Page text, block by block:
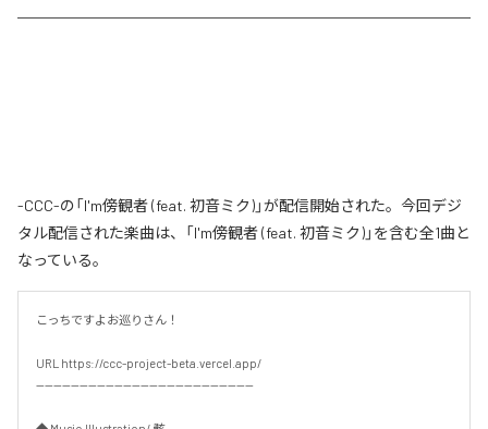
-CCC-の「I'm傍観者 (feat. 初音ミク)」が配信開始された。今回デジ
タル配信された楽曲は、「I'm傍観者 (feat. 初音ミク)」を含む全1曲と
なっている。
こっちですよお巡りさん！
URL https://ccc-project-beta.vercel.app/
--------------------------------------------------